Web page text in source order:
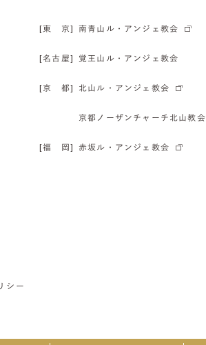
[東 京] 南青山ル・アンジェ教会
[名古屋] 覚王山ル・アンジェ教会
[京 都] 北山ル・アンジェ教会
京都ノーザンチャーチ北山教会
[福 岡] 赤坂ル・アンジェ教会
シー